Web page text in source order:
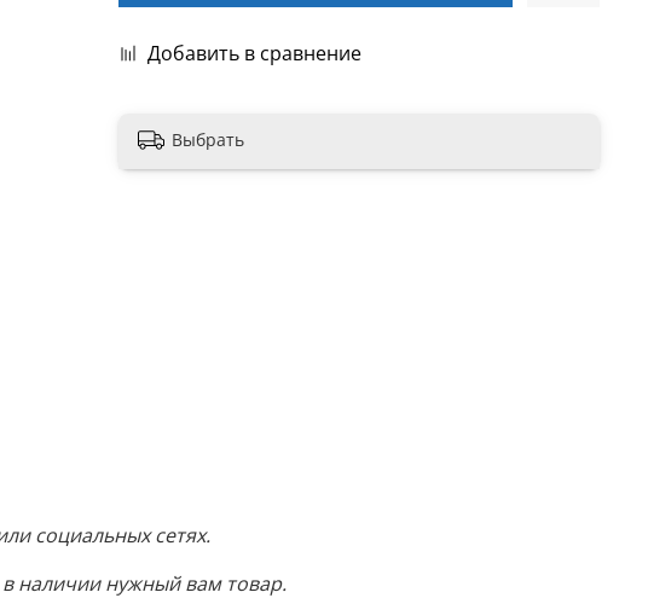
Добавить в сравнение
Выбрать
социальных сетях.
наличии нужный вам товар.